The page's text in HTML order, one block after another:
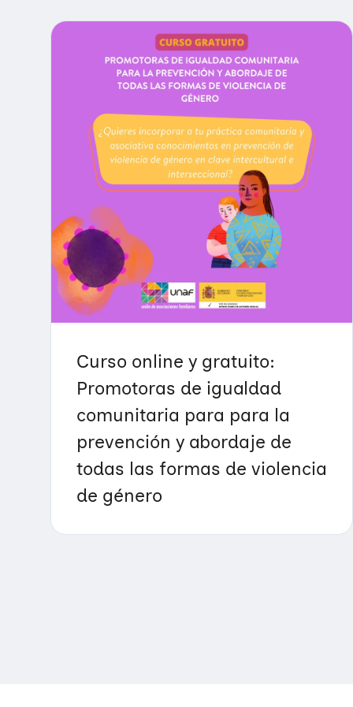
Curso online y gratuito:
Promotoras de igualdad
comunitaria para para la
prevención y abordaje de
todas las formas de violencia
de género